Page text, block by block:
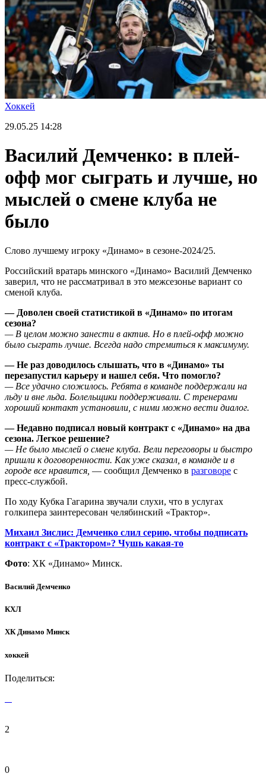
Хоккей
29.05.25 14:28
Василий Демченко: в плей-
офф мог сыграть и лучше, но
мыслей о смене клуба не
было
Слово лучшему игроку «Динамо» в сезоне-2024/25.
Российский вратарь минского «Динамо» Василий Демченко
заверил, что не рассматривал в это межсезонье вариант со
сменой клуба.
— Доволен своей статистикой в «Динамо» по итогам
сезона?
— В целом можно занести в актив. Но в плей-офф можно
было сыграть лучше. Всегда надо стремиться к максимуму.
— Не раз доводилось слышать, что в «Динамо» ты
перезапустил карьеру и нашел себя. Что помогло?
— Все удачно сложилось. Ребята в команде поддержали на
льду и вне льда. Болельщики поддерживали. С тренерами
хороший контакт установили, с ними можно вести диалог.
— Недавно подписал новый контракт с «Динамо» на два
сезона. Легкое решение?
— Не было мыслей о смене клуба. Вели переговоры и быстро
пришли к договоренности. Как уже сказал, в команде и в
городе все нравится, — сообщил Демченко в разговоре с
пресс-службой.
По ходу Кубка Гагарина звучали слухи, что в услугах
голкипера заинтересован челябинский «Трактор».
Михаил Зислис: Демченко слил серию, чтобы подписать
контракт с «Трактором»? Чушь какая-то
Фото: ХК «Динамо» Минск.
Василий Демченко
КХЛ
ХК Динамо Минск
хоккей
Поделиться:
2
0